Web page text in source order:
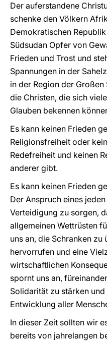
Der auferstandene
schenke den Völkern
Demokratischen
Südsudan Opfer von
Frieden und Trost und
Spannungen in der
in der Region der
die Christen, die sich
Glauben bekennen
Es kann keinen Frieden
Religionsfreiheit oder
Redefreiheit und keinen
anderer gibt.
Es kann keinen Frieden
Der Anspruch eines
Verteidigung zu sorgen,
allgemeinen Wettrüsten
uns an, die Schranken
hervorrufen und eine
wirtschaftlichen
spornt uns an,
Solidarität zu stärken
Entwicklung aller
In dieser Zeit sollten wir
bereits von jahrelangen